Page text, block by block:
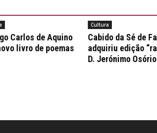
Carlos de Aquino
livro de poemas
Cultura
Cabido da Sé de
adquiriu edição
D. Jerónimo Osório